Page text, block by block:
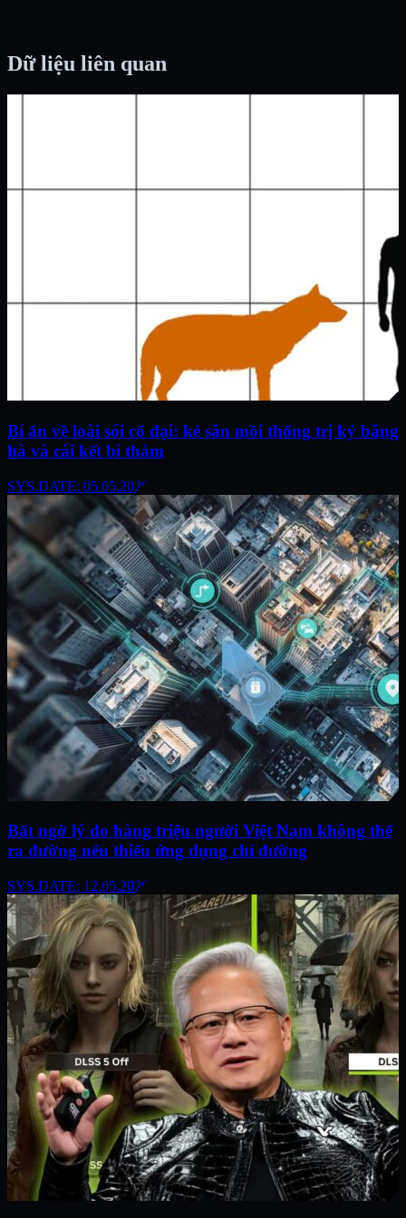
Dữ liệu liên quan
Bí ẩn về loài sói cổ đại: kẻ săn mồi thống trị kỷ băng
hà và cái kết bi thảm
SYS.DATE: 05.05.2026
Bất ngờ lý do hàng triệu người Việt Nam không thể
ra đường nếu thiếu ứng dụng chỉ đường
SYS.DATE: 12.05.2026